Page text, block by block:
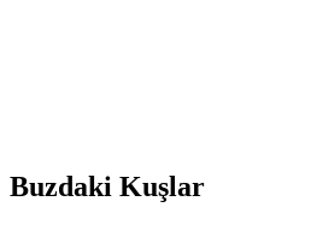
Buzdaki Kuşlar